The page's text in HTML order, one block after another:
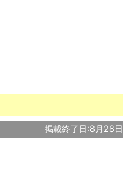
掲載終了日:8月28